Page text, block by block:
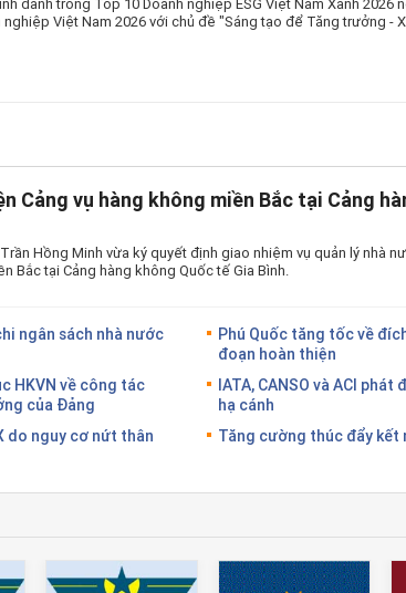
nghiệp Việt Nam 2026 với chủ đề "Sáng tạo để Tăng trưởng -
Cảng vụ hàng không miền Bắc tại Cảng
Hồng Minh vừa ký quyết định giao nhiệm vụ quản lý nhà
Bắc tại Cảng hàng không Quốc tế Gia Bình.
ngân sách nhà nước
HKVN về công tác
của Đảng
do nguy cơ nứt thân
Phú Quốc tăng tốc về
đoạn hoàn thiện
IATA, CANSO và ACI
hạ cánh
Tăng cường thúc đẩy kết